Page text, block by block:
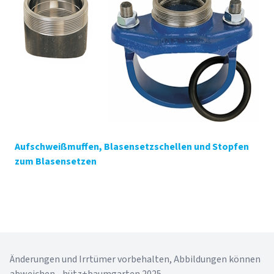
Aufschweißmuffen, Blasensetzschellen und Stopfen
zum Blasensetzen
Änderungen und Irrtümer vorbehalten, Abbildungen können